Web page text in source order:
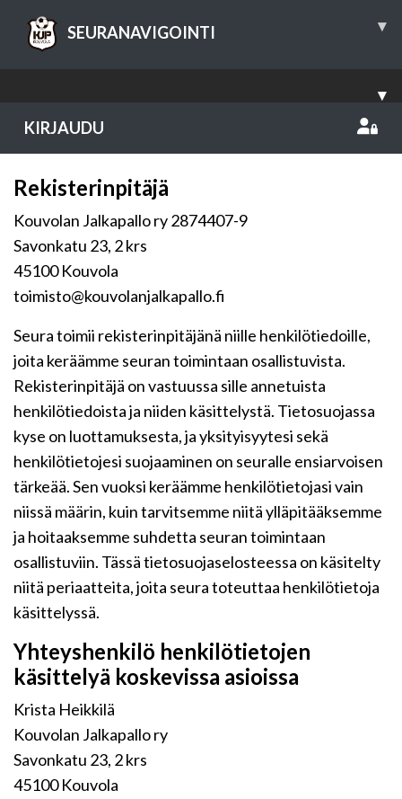
SEURANAVIGOINTI ▾
▾
KIRJAUDU
Rekisterinpitäjä
Kouvolan Jalkapallo ry 2874407-9
Savonkatu 23, 2 krs
45100 Kouvola
toimisto@kouvolanjalkapallo.fi
Seura toimii rekisterinpitäjänä niille henkilötiedoille,
joita keräämme seuran toimintaan osallistuvista.
Rekisterinpitäjä on vastuussa sille annetuista
henkilötiedoista ja niiden käsittelystä. Tietosuojassa
kyse on luottamuksesta, ja yksityisyytesi sekä
henkilötietojesi suojaaminen on seuralle ensiarvoisen
tärkeää. Sen vuoksi keräämme henkilötietojasi vain
niissä määrin, kuin tarvitsemme niitä ylläpitääksemme
ja hoitaaksemme suhdetta seuran toimintaan
osallistuviin. Tässä tietosuojaselosteessa on käsitelty
niitä periaatteita, joita seura toteuttaa henkilötietoja
käsittelyssä.
Yhteyshenkilö henkilötietojen
käsittelyä koskevissa asioissa
Krista Heikkilä
Kouvolan Jalkapallo ry
Savonkatu 23, 2 krs
45100 Kouvola